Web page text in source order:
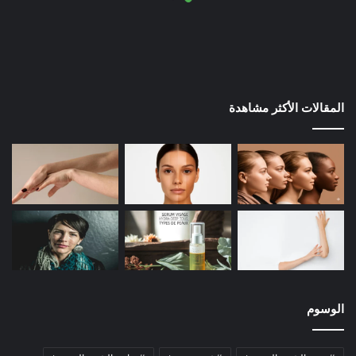
المقالات الأكثر مشاهدة
الوسوم